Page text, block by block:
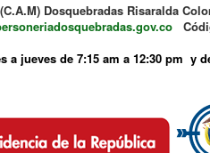
Dosquebradas Risaralda
jueves de 7:15 am a 12:30 pm y